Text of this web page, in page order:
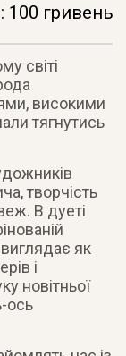
100 гривень
світі
високими
тягнутись
творчість
В дуеті
виглядає як
і
новітньої
ось